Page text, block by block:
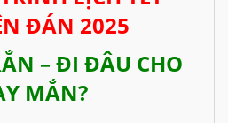
ĐÁN 2025
– ĐI ĐÂU CHO
MẮN?